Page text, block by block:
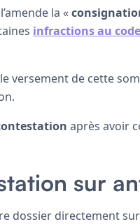
la «
infractions au
versement de cette
après avoir
sur
dossier directement